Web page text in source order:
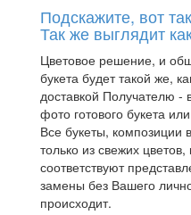
Подскажите, вот
Так же выглядит
Цветовое решение, и
букета будет такой же,
доставкой Получателю -
фото готового букета
Все букеты, композиции
только из свежих
соответствуют
замены без Вашего
происходит.